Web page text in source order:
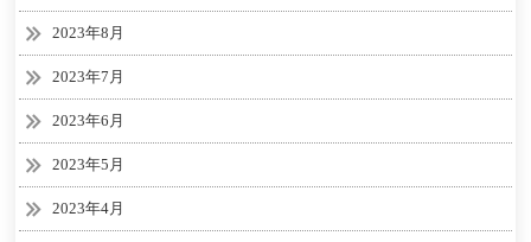
2023年8月
2023年7月
2023年6月
2023年5月
2023年4月